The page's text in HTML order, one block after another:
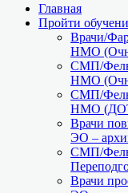
Главная
Пройти
Врачи/
НМО
СМП/
НМО
СМП/
НМО
Врачи
ЭО –
СМП/
Врачи